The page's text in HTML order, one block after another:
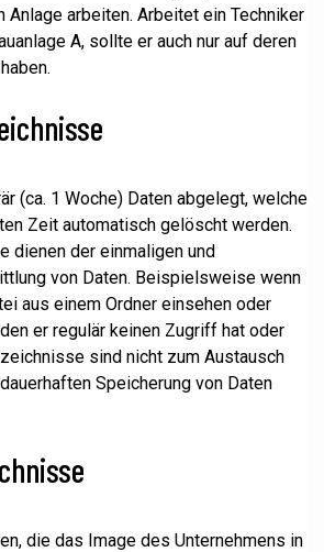
Anlage arbeiten. Arbeitet ein Techniker
A, sollte er auch nur auf deren
(ca. 1 Woche) Daten abgelegt, welche
Zeit automatisch gelöscht werden.
dienen der einmaligen und
von Daten. Beispielsweise wenn
aus einem Ordner einsehen oder
er regulär keinen Zugriff hat oder
sind nicht zum Austausch
Speicherung von Daten
die das Image des Unternehmens in